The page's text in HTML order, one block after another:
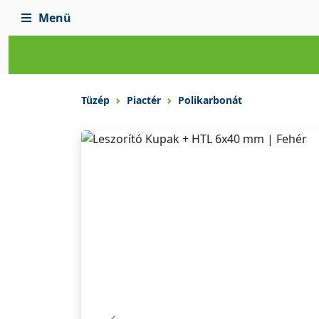
Menü
Tüzép Piactér Polikarbonát